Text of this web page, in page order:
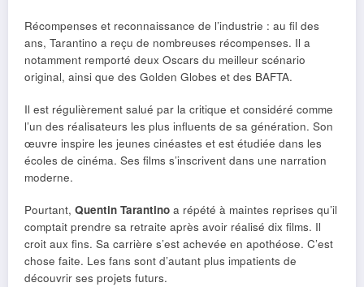
Récompenses et reconnaissance de l’industrie : au fil des
ans, Tarantino a reçu de nombreuses récompenses. Il a
notamment remporté deux Oscars du meilleur scénario
original, ainsi que des Golden Globes et des BAFTA.
Il est régulièrement salué par la critique et considéré comme
l’un des réalisateurs les plus influents de sa génération. Son
œuvre inspire les jeunes cinéastes et est étudiée dans les
écoles de cinéma. Ses films s’inscrivent dans une narration
moderne.
Pourtant, Quentin Tarantino a répété à maintes reprises qu’il
comptait prendre sa retraite après avoir réalisé dix films. Il
croit aux fins. Sa carrière s’est achevée en apothéose. C’est
chose faite. Les fans sont d’autant plus impatients de
découvrir ses projets futurs.